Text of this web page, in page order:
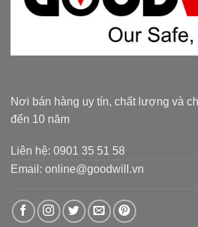
Nơi bán hàng uy tín, chất lượng và
đến 10 năm
Liên hệ: 0901 35 51 58
Email: online@goodwill.vn